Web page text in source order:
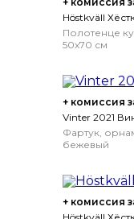
Höstkväll
Полотенце
50x70 см
+ комиссия
Vinter 2021
Фартук,
бежевый
+ комиссия